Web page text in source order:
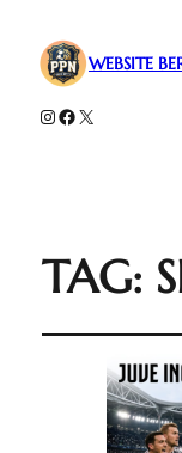
WEBSITE
Instagram
Facebook
X
TAG: